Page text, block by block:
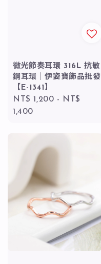
微光節奏耳環 316L 抗敏
鋼耳環｜伊姿寶飾品批發
【E-1341】
Regular
price
NT$ 1,200 - NT$
1,400